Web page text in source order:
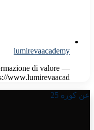
lumirevaacademy
di valore —
www.lumirevaacad...
عن كورة 25